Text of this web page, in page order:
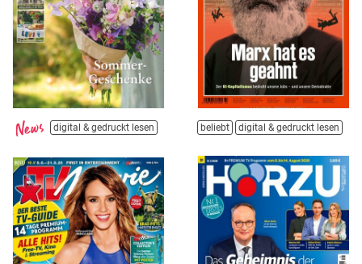
digital & gedruckt lesen beliebt digital & gedruckt lesen